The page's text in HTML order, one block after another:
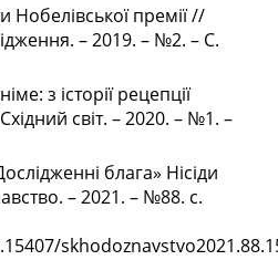
Нобелівської премії //
– 2019. – №2. – С.
з історії рецепції
світ. – 2020. – №1. –
блага» Нісіди
– 2021. – №88. с.